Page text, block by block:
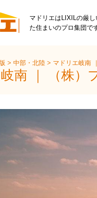
マドリエはLIXILの厳
た住まいのプロ集団で
>中部・北陸> マドリエ岐南
南 ｜ （株）